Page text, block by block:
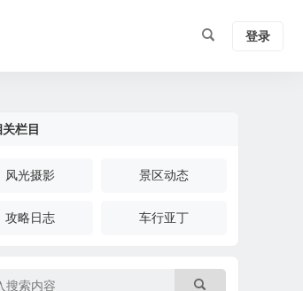
登录
关栏目
风光摄影 景区动态
攻略日志 车行亚丁